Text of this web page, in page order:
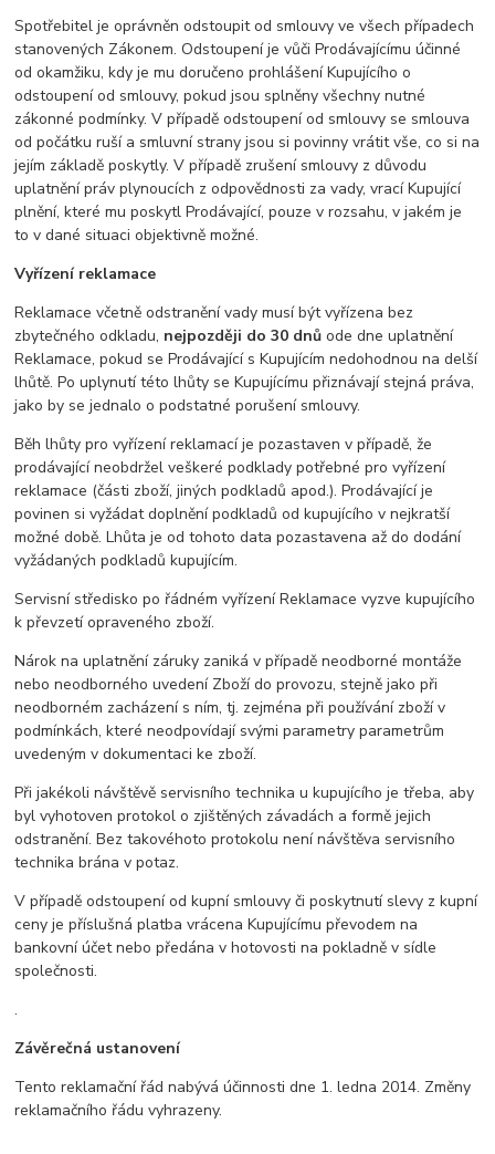
Spotřebitel je oprávněn odstoupit od smlouvy ve všech případech
stanovených Zákonem. Odstoupení je vůči Prodávajícímu účinné
od okamžiku, kdy je mu doručeno prohlášení Kupujícího o
odstoupení od smlouvy, pokud jsou splněny všechny nutné
zákonné podmínky. V případě odstoupení od smlouvy se smlouva
od počátku ruší a smluvní strany jsou si povinny vrátit vše, co si na
jejím základě poskytly. V případě zrušení smlouvy z důvodu
uplatnění práv plynoucích z odpovědnosti za vady, vrací Kupující
plnění, které mu poskytl Prodávající, pouze v rozsahu, v jakém je
to v dané situaci objektivně možné.
Vyřízení reklamace
Reklamace včetně odstranění vady musí být vyřízena bez
zbytečného odkladu, nejpozději do 30 dnů ode dne uplatnění
Reklamace, pokud se Prodávající s Kupujícím nedohodnou na delší
lhůtě. Po uplynutí této lhůty se Kupujícímu přiznávají stejná práva,
jako by se jednalo o podstatné porušení smlouvy.
Běh lhůty pro vyřízení reklamací je pozastaven v případě, že
prodávající neobdržel veškeré podklady potřebné pro vyřízení
reklamace (části zboží, jiných podkladů apod.). Prodávající je
povinen si vyžádat doplnění podkladů od kupujícího v nejkratší
možné době. Lhůta je od tohoto data pozastavena až do dodání
vyžádaných podkladů kupujícím.
Servisní středisko po řádném vyřízení Reklamace vyzve kupujícího
k převzetí opraveného zboží.
Nárok na uplatnění záruky zaniká v případě neodborné montáže
nebo neodborného uvedení Zboží do provozu, stejně jako při
neodborném zacházení s ním, tj. zejména při používání zboží v
podmínkách, které neodpovídají svými parametry parametrům
uvedeným v dokumentaci ke zboží.
Při jakékoli návštěvě servisního technika u kupujícího je třeba, aby
byl vyhotoven protokol o zjištěných závadách a formě jejich
odstranění. Bez takovéhoto protokolu není návštěva servisního
technika brána v potaz.
V případě odstoupení od kupní smlouvy či poskytnutí slevy z kupní
ceny je příslušná platba vrácena Kupujícímu převodem na
bankovní účet nebo předána v hotovosti na pokladně v sídle
společnosti.
.
Závěrečná ustanovení
Tento reklamační řád nabývá účinnosti dne 1. ledna 2014. Změny
reklamačního řádu vyhrazeny.